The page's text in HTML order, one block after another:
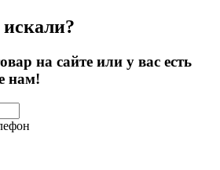
на сайте или у вас есть
нам!